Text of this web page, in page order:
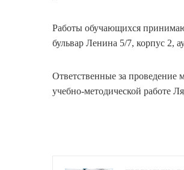
Работы обучающихся
бульвар Ленина 5/7, корпус 2,
Ответственные за проведение
учебно-методической работе